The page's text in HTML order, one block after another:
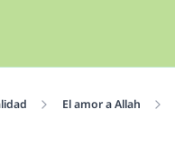
El amor a Allah